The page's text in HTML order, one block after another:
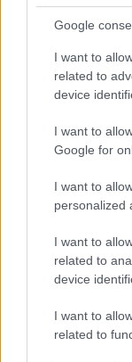
Google
I want to
related to
device
I want to
Google for
I want to
personalized
I want to
related to
device
I want to
related to
Continua